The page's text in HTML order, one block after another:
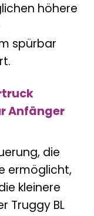
höhere
spürbar
Anfänger
die
ermöglicht,
kleinere
Truggy BL